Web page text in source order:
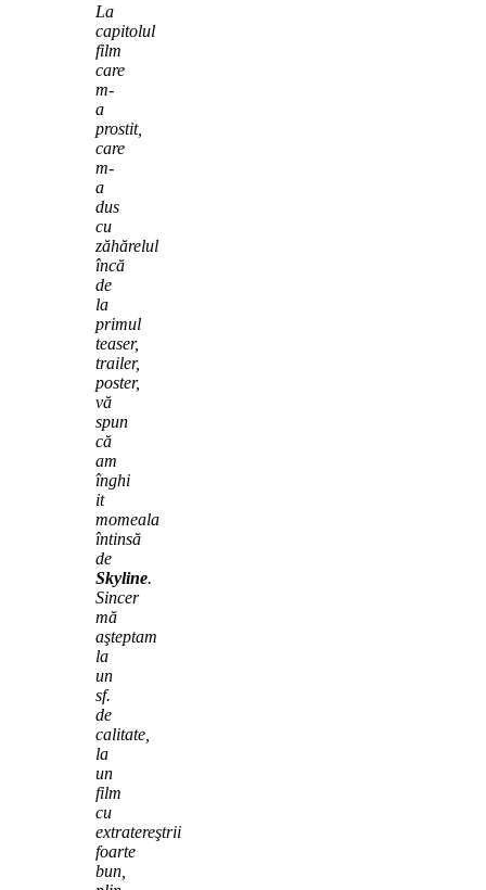
La
capitolul
film
care
m-
a
prostit,
care
m-
a
dus
cu
zăhărelul
încă
de
la
primul
teaser,
trailer,
poster,
vă
spun
că
am
înghi
it
momeala
întinsă
de
Skyline.
Sincer
mă
aşteptam
la
un
sf.
de
calitate,
la
un
film
cu
extratereştrii
foarte
bun,